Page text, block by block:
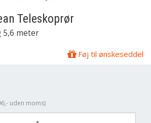
Teleskoprør
5,6 meter
Føj til ønskeseddel
uden moms)